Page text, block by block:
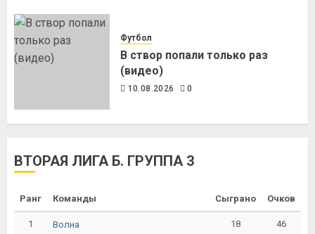
Футбол
В створ попали только раз
(видео)
10.08.2026 0
ВТОРАЯ ЛИГА Б. ГРУППА 3
Ранг Команды Сыграно Очков
1 Волна 18 46